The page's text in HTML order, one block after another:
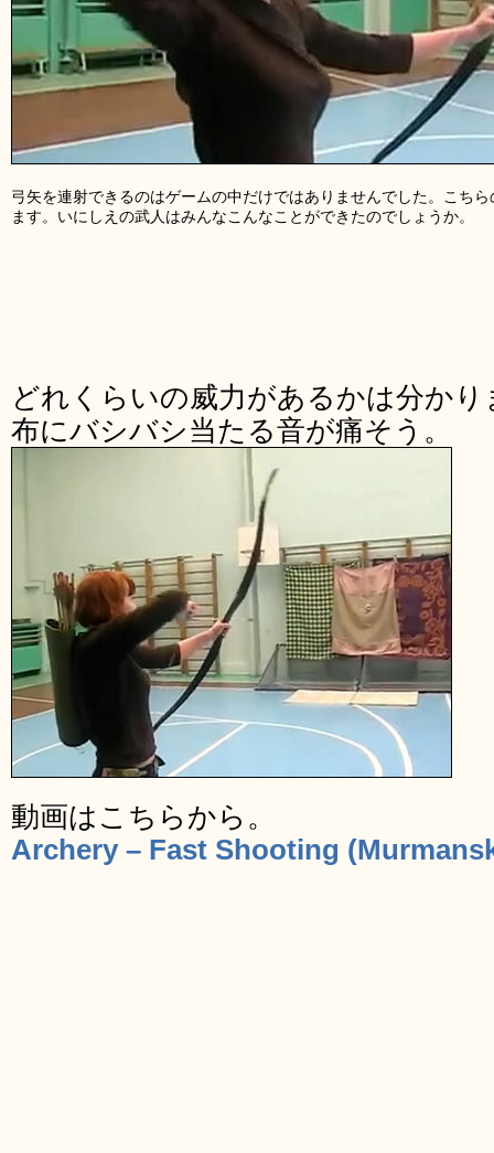
弓矢を連射できるのはゲームの中だけではありませんでした。こち
ます。いにしえの武人はみんなこんなことができたのでしょうか。
どれくらいの威力があるかは分か
布にバシバシ当たる音が痛そう。
動画はこちらから。
Archery – Fast Shooting